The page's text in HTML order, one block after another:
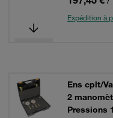
Expédition à
Ens cplt/
2
Pressions